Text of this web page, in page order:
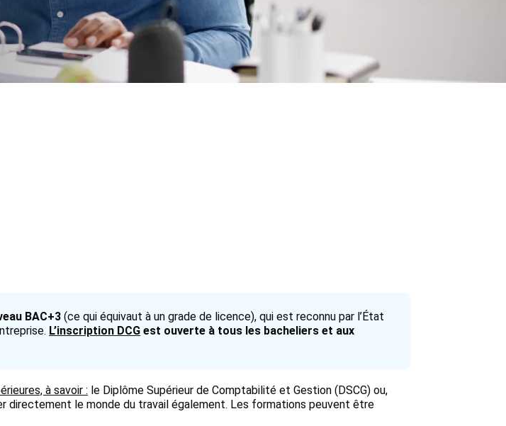
BAC+3 (ce qui équivaut à un grade de licence), qui est reconnu par l’État
L’inscription DCG est ouverte à tous les bacheliers et aux
à savoir : le Diplôme Supérieur de Comptabilité et Gestion (DSCG) ou,
directement le monde du travail également. Les formations peuvent être